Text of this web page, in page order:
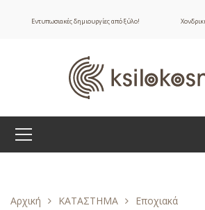
Εντυπωσιακές δημιουργίες από ξύλο!
Αρχική ΚΑΤΑΣΤΗΜΑ
Εποχιακά